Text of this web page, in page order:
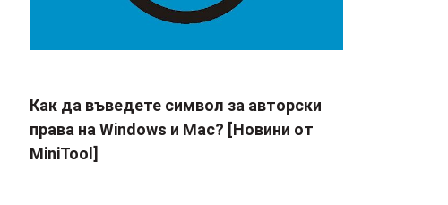
Как да въведете символ за авторски
права на Windows и Mac? [Новини от
MiniTool]